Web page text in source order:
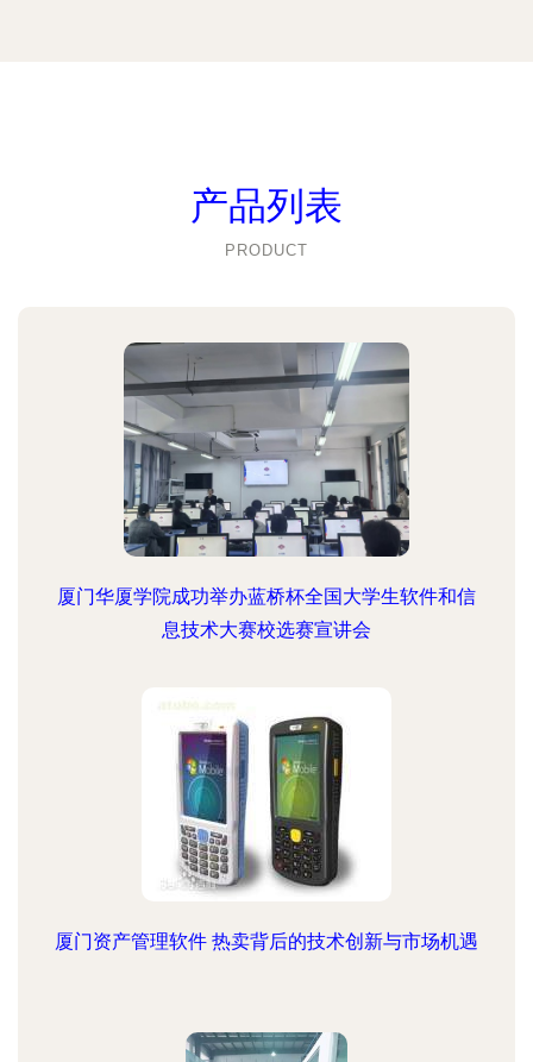
产品列表
PRODUCT
厦门华厦学院成功举办蓝桥杯全国大学生软件和信
息技术大赛校选赛宣讲会
厦门资产管理软件 热卖背后的技术创新与市场机遇